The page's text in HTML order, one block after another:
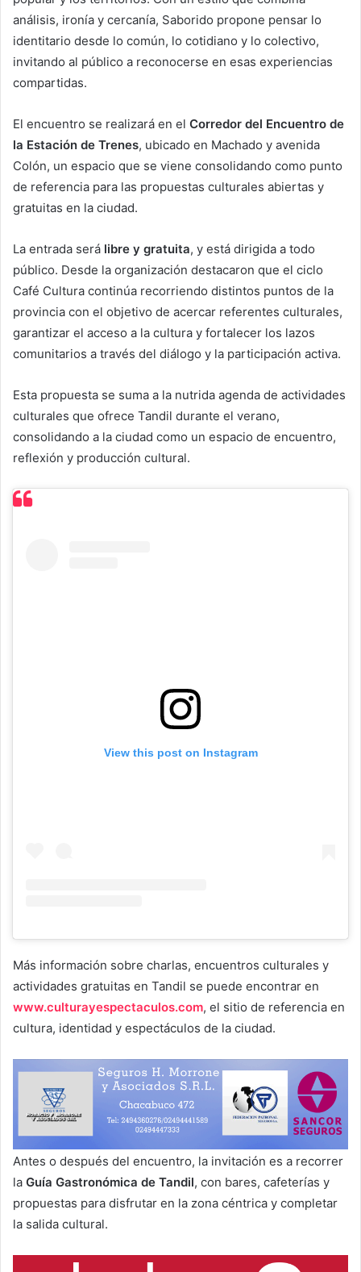
análisis, ironía y cercanía, Saborido propone pensar lo
identitario desde lo común, lo cotidiano y lo colectivo,
invitando al público a reconocerse en esas experiencias
compartidas.
El encuentro se realizará en el Corredor del Encuentro de
la Estación de Trenes, ubicado en Machado y avenida
Colón, un espacio que se viene consolidando como punto
de referencia para las propuestas culturales abiertas y
gratuitas en la ciudad.
La entrada será libre y gratuita, y está dirigida a todo
público. Desde la organización destacaron que el ciclo
Café Cultura continúa recorriendo distintos puntos de la
provincia con el objetivo de acercar referentes culturales,
garantizar el acceso a la cultura y fortalecer los lazos
comunitarios a través del diálogo y la participación activa.
Esta propuesta se suma a la nutrida agenda de actividades
culturales que ofrece Tandil durante el verano,
consolidando a la ciudad como un espacio de encuentro,
reflexión y producción cultural.
View this post on Instagram
Más información sobre charlas, encuentros culturales y
actividades gratuitas en Tandil se puede encontrar en
www.culturayespectaculos.com, el sitio de referencia en
cultura, identidad y espectáculos de la ciudad.
Antes o después del encuentro, la invitación es a recorrer
la Guía Gastronómica de Tandil, con bares, cafeterías y
propuestas para disfrutar en la zona céntrica y completar
la salida cultural.